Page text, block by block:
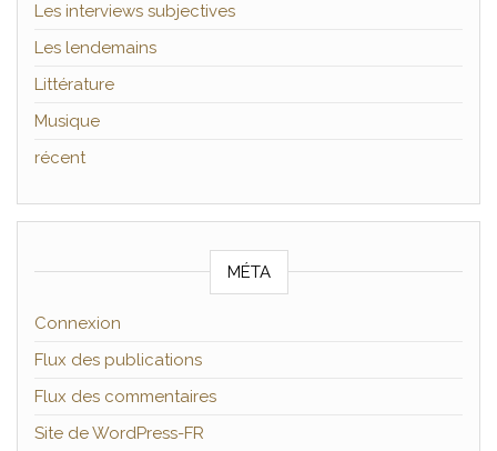
Les interviews subjectives
Les lendemains
Littérature
Musique
récent
MÉTA
Connexion
Flux des publications
Flux des commentaires
Site de WordPress-FR